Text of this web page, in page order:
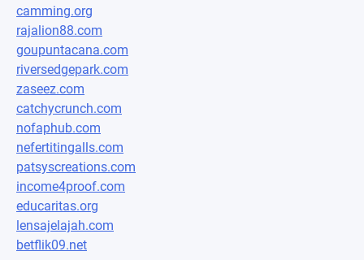
camming.org
rajalion88.com
goupuntacana.com
riversedgepark.com
zaseez.com
catchycrunch.com
nofaphub.com
nefertitingalls.com
patsyscreations.com
income4proof.com
educaritas.org
lensajelajah.com
betflik09.net